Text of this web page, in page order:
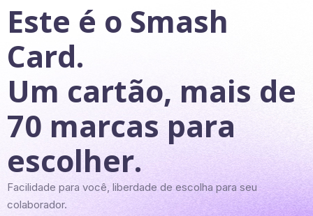
Este é o Smash
Card.
Um cartão, mais de
70 marcas para
escolher.
Facilidade para você, liberdade de escolha para seu
colaborador.